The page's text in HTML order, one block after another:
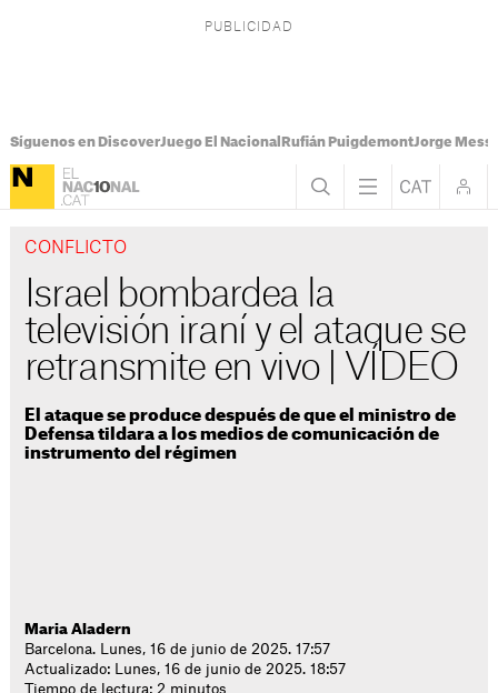
Síguenos en DiscoverJuego El Nacional Rufián PuigdemontJorge Messi
CONFLICTO
Israel bombardea la
televisión iraní y el ataque se
retransmite en vivo | VÍDEO
El ataque se produce después de que el ministro de
Defensa tildara a los medios de comunicación de
instrumento del régimen
Maria Aladern
Barcelona. Lunes, 16 de junio de 2025. 17:57
Actualizado: Lunes, 16 de junio de 2025. 18:57
Tiempo de lectura: 2 minutos